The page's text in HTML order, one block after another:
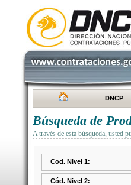
DNCP
Búsqueda de
A través de esta búsqueda, usted
Cod. Nivel 1:
Cód. Nivel 2: